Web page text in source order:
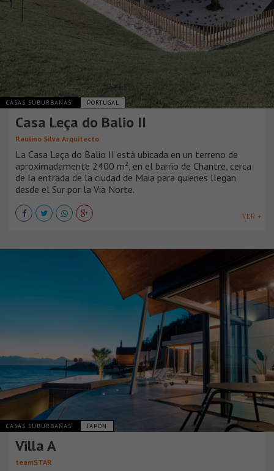
CASAS SUBURBANAS PORTUGAL
Casa Leça do Balio II
Raulino Silva Arquitecto
La Casa Leça do Balio II está ubicada en un terreno de
aproximadamente 2400 m², en el barrio de Chantre, cerca
de la entrada de la ciudad de Maia para quienes llegan
desde el Sur por la Via Norte.
VER +
CASAS SUBURBANAS JAPÓN
Villa A
teamSTAR